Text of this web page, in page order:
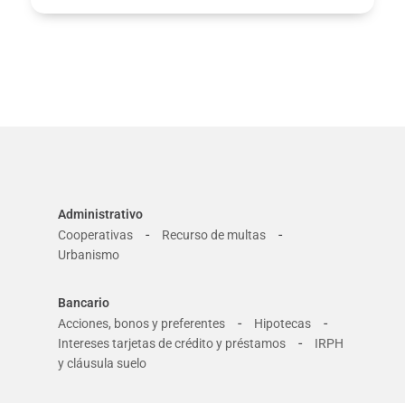
Administrativo
Cooperativas
- Recurso de multas -
Urbanismo
Bancario
Acciones, bonos y preferentes
- Hipotecas -
Intereses tarjetas de crédito y préstamos -
IRPH
y cláusula suelo